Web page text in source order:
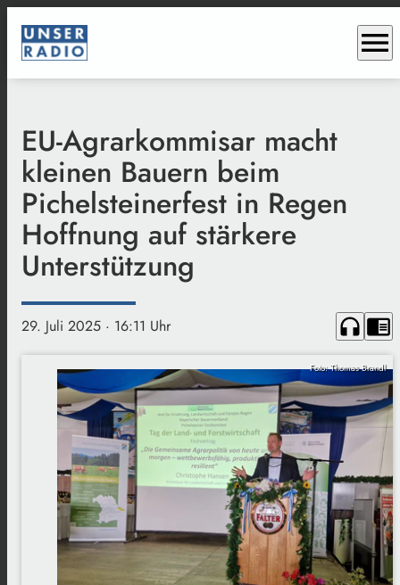
menu
EU-Agrarkommisar macht
kleinen Bauern beim
Pichelsteinerfest in Regen
Hoffnung auf stärkere
Unterstützung
29. Juli 2025 · 16:11 Uhr headphones chrome_reader_mode
Foto: Thomas Brandl